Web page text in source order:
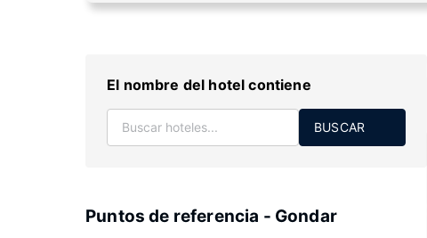
El nombre del hotel contiene
BUSCAR
Puntos de referencia - Gondar